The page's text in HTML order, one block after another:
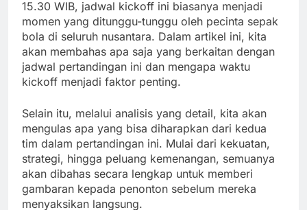
15.30 WIB, jadwal kickoff ini biasanya menjadi
momen yang ditunggu-tunggu oleh pecinta sepak
bola di seluruh nusantara. Dalam artikel ini, kita
akan membahas apa saja yang berkaitan dengan
jadwal pertandingan ini dan mengapa waktu
kickoff menjadi faktor penting.
Selain itu, melalui analisis yang detail, kita akan
mengulas apa yang bisa diharapkan dari kedua
tim dalam pertandingan ini. Mulai dari kekuatan,
strategi, hingga peluang kemenangan, semuanya
akan dibahas secara lengkap untuk memberi
gambaran kepada penonton sebelum mereka
menyaksikan langsung.